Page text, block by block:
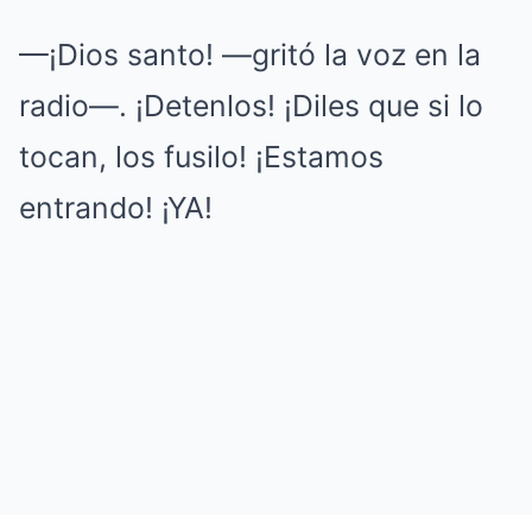
—¡Dios santo! —gritó la voz en la
radio—. ¡Detenlos! ¡Diles que si lo
tocan, los fusilo! ¡Estamos
entrando! ¡YA!